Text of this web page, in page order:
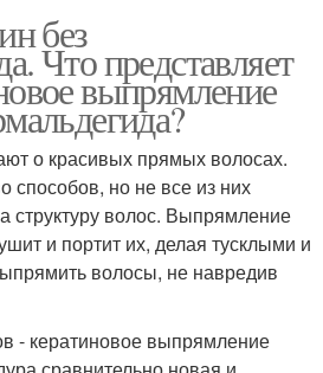
без
Что представляет
выпрямление
о красивых прямых волосах.
способов, но не все из них
структуру волос. Выпрямление
и портит их, делая тусклыми и
волосы, не навредив
- кератиновое выпрямление